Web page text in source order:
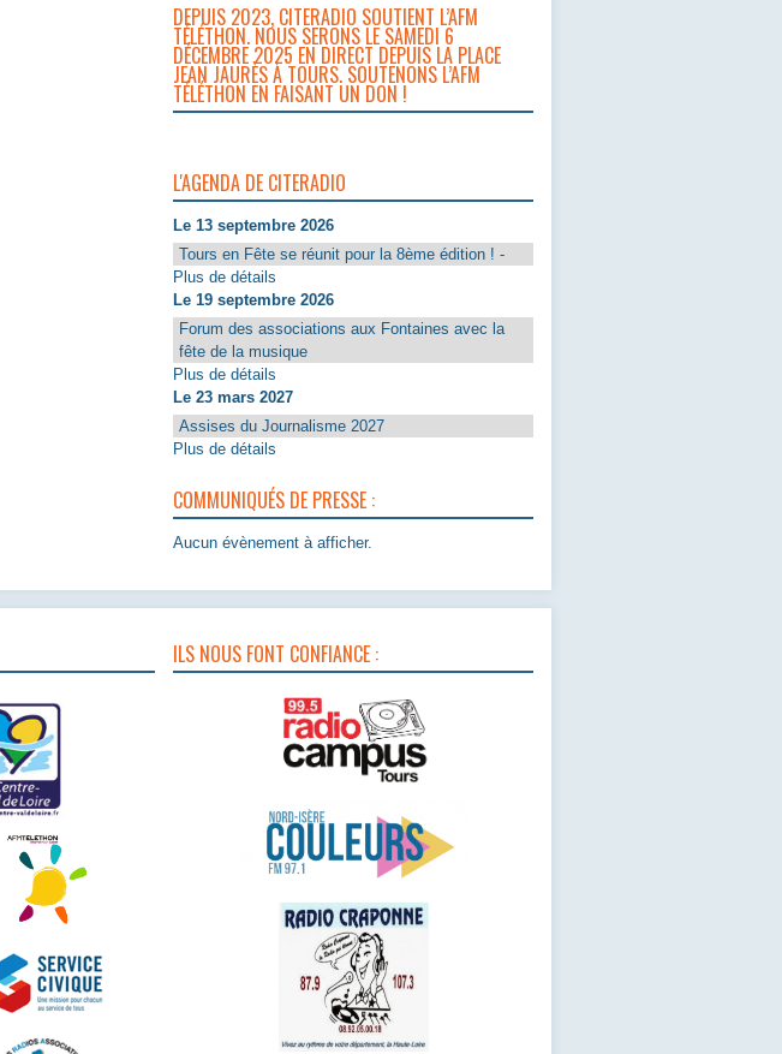
DEPUIS 2023, CITERADIO SOUTIENT L’AFM
TÉLÉTHON. NOUS SERONS LE SAMEDI 6
DÉCEMBRE 2025 EN DIRECT DEPUIS LA PLACE
JEAN JAURÈS À TOURS. SOUTENONS L’AFM
TÉLÉTHON EN FAISANT UN DON !
L'AGENDA DE CITERADIO
Le 13 septembre 2026
Tours en Fête se réunit pour la 8ème édition ! -
Plus de détails
Le 19 septembre 2026
Forum des associations aux Fontaines avec la
fête de la musique
Plus de détails
Le 23 mars 2027
Assises du Journalisme 2027
Plus de détails
COMMUNIQUÉS DE PRESSE :
Aucun évènement à afficher.
ILS NOUS FONT CONFIANCE :